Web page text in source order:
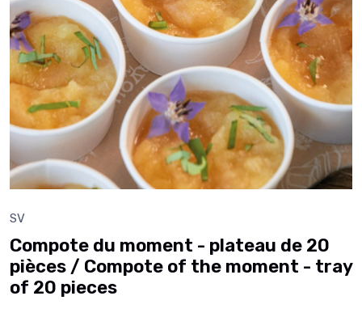
SV
Compote du moment - plateau de 20
pièces / Compote of the moment - tray
of 20 pieces